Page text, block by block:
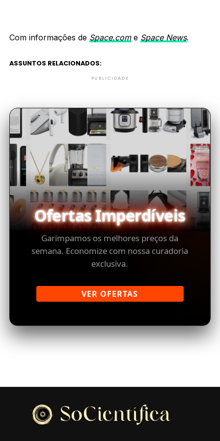
Com informações de Space.come Space News.
ASSUNTOS RELACIONADOS:
PUBLICIDADE
Ofertas Imperdíveis
Garimpamos os melhores preços da
semana. Economize com nossa curadoria
exclusiva.
VER OFERTAS